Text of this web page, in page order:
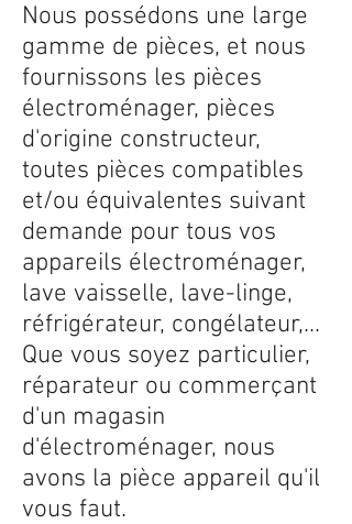
Nous possédons une large
gamme de pièces, et nous
fournissons les pièces
électroménager, pièces
d'origine constructeur,
toutes pièces compatibles
et/ou équivalentes suivant
demande pour tous vos
appareils électroménager,
lave vaisselle, lave-linge,
réfrigérateur, congélateur,...
Que vous soyez particulier,
réparateur ou commerçant
d'un magasin
d'électroménager, nous
avons la pièce appareil qu'il
vous faut.